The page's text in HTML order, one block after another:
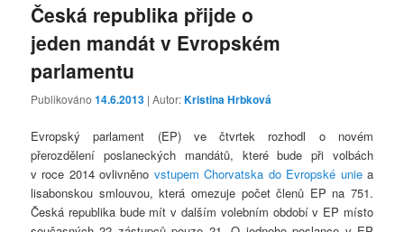
Česká republika přijde o
jeden mandát v Evropském
parlamentu
Publikováno14.6.2013 | Autor:Kristina Hrbková
Evropský parlament (EP) ve čtvrtek rozhodl o novém
přerozdělení poslaneckých mandátů, které bude při volbách
v roce 2014 ovlivněno vstupem Chorvatska do Evropské uniea
lisabonskou smlouvou, která omezuje počet členů EP na 751.
Česká republika bude mít v dalším volebním období v EP místo